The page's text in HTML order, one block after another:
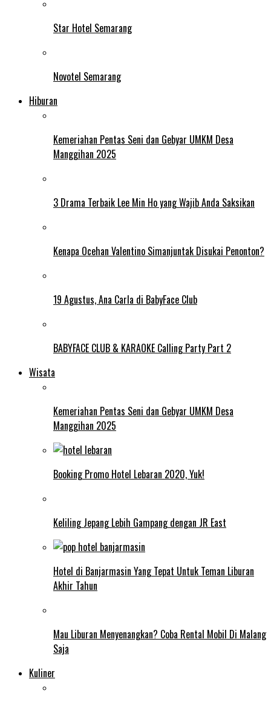
Star Hotel Semarang
Novotel Semarang
Hiburan
Kemeriahan Pentas Seni dan Gebyar UMKM Desa
Manggihan 2025
3 Drama Terbaik Lee Min Ho yang Wajib Anda Saksikan
Kenapa Ocehan Valentino Simanjuntak Disukai Penonton?
19 Agustus, Ana Carla di BabyFace Club
BABYFACE CLUB & KARAOKE Calling Party Part 2
Wisata
Kemeriahan Pentas Seni dan Gebyar UMKM Desa
Manggihan 2025
Booking Promo Hotel Lebaran 2020, Yuk!
Keliling Jepang Lebih Gampang dengan JR East
Hotel di Banjarmasin Yang Tepat Untuk Teman Liburan
Akhir Tahun
Mau Liburan Menyenangkan? Coba Rental Mobil Di Malang
Saja
Kuliner